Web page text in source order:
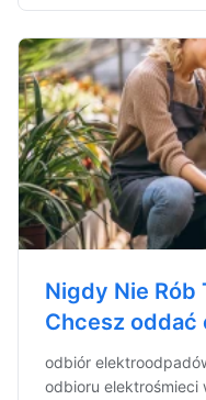
Nigdy Nie Rób
Chcesz
odbiór
odbioru elektrośmieci